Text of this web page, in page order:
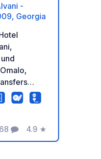
-
Georgia
voll
wir
68
Kommentare
4.9
Bewertung
★